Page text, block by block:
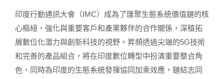
印度行動通訊大會（IMC）成為了匯聚生態系統價值鏈的核
心樞紐，強化與重要客戶和產業夥伴的合作關係，深植拓
展數位化潛力與創新科技的視野。昇頻透過尖端的5G技術
和完善的產品組合，將在印度數位轉型中扮演重要整合角
色，同時為印度的生態系統發揮協同加乘效應，鏈結志同